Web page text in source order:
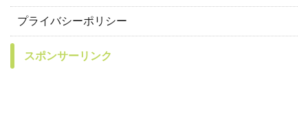
プライバシーポリシー
スポンサーリンク